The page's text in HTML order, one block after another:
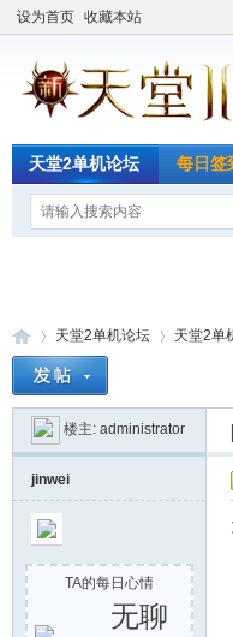
设为首页 收藏本站
天堂2单机论坛 每日签
»
天堂2单机论坛
›
天堂2单
楼主: administrator
jinwei
TA的每日心情
无聊